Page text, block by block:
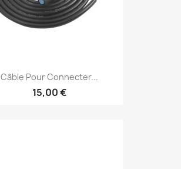
Câble Pour Connecter...
15,00 €